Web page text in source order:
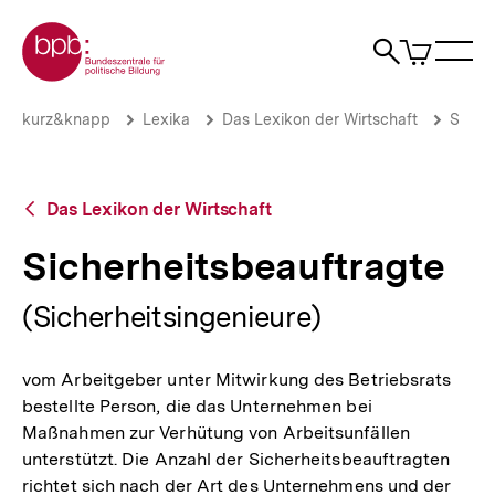
zum
Seiteninhalt
springen
Zur Startseite der bpb
Suche
Artikel
im
Sicherheitsbeauftragte
Brotkrümelnavigation
Pfadnavigation
kurz&knapp Lexika Das Lexikon der Wirtschaft S
Zurück
Übersicht
Das Lexikon der Wirtschaft
Sicherheitsbeauftragte
(Sicherheitsingenieure)
vom Arbeitgeber unter Mitwirkung des Betriebsrats
bestellte Person, die das Unternehmen bei
Maßnahmen zur Verhütung von Arbeitsunfällen
unterstützt. Die Anzahl der Sicherheitsbeauftragten
richtet sich nach der Art des Unternehmens und der